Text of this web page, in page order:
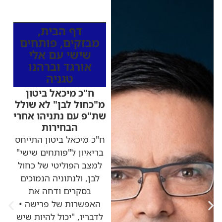
דף הבית,
מבזקים,פותחים
שישי עם אלי
אורגד וברהנו
טגניה
ח"כ מיכאל ביטון
מ"כחול לבן" לא שולל
שת"פ עם נתניהו אחרי
הבחירות
ח"כ מיכאל ביטון התייחס
בריאיון ל"פותחים שישי"
למצב הפוליטי של כחול
לבן, ולנתוניה הנמוכים
בסקרים ודחה את
האפשרות של פרישה •
לדבריו, "יכול להיות שיש